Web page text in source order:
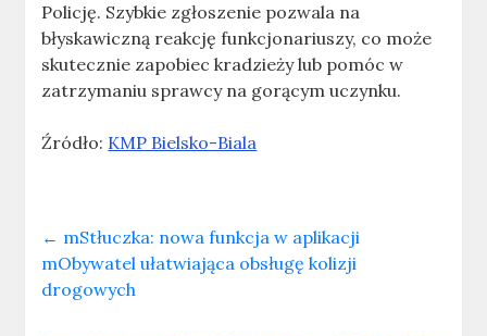
Policję. Szybkie zgłoszenie pozwala na
błyskawiczną reakcję funkcjonariuszy, co może
skutecznie zapobiec kradzieży lub pomóc w
zatrzymaniu sprawcy na gorącym uczynku.
Źródło: KMP Bielsko-Biala
← mStłuczka: nowa funkcja w aplikacji
mObywatel ułatwiająca obsługę kolizji
drogowych